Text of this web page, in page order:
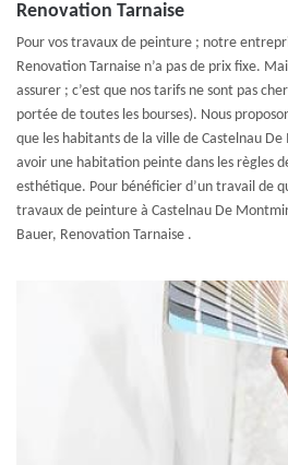
Renovation Tarnaise
Pour vos travaux de peinture ; notre
Renovation Tarnaise n’a pas de prix fixe.
assurer ; c’est que nos tarifs ne sont pas
portée de toutes les bourses). Nous
que les habitants de la ville de Castelnau
avoir une habitation peinte dans les règles
esthétique. Pour bénéficier d’un travail de
travaux de peinture à Castelnau De
Bauer, Renovation Tarnaise .